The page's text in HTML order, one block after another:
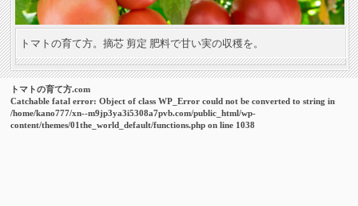
トマトの育て方。摘芯 剪定 肥料で甘い実の収穫を。
トマトの育て方.com
Catchable fatal error: Object of class WP_Error could not be converted to string in
/home/kano777/xn--m9jp3ya3i5308a7pvb.com/public_html/wp-
content/themes/01the_world_default/functions.php on line 1038